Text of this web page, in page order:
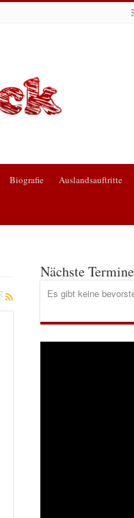
Biografie Auslandsauftritte
Nächste Termine
Es gibt keine